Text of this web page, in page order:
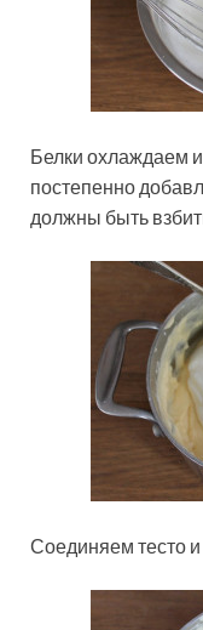
Белки охлаждаем
постепенно
должны быть
Соединяем тесто